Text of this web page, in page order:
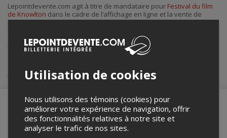
courriel
Lepointdevente.com agit à titre de mandataire pour Festival du film
de Knowlton dans le cadre de l’affichage en ligne et la vente de
billets pour ses événements.
contacter l’organisateur de l’événement,Festival du film de
Knowlton, àcoordination@ffkff.ca.
Achat de billets
Merci de confirmer que vous n'êtes pas un
Utilisation de cookies
Nous utilisons des témoins (cookies) pour
améliorer votre expérience de navigation, offrir
des fonctionnalités relatives à notre site et
analyser le trafic de nos sites.